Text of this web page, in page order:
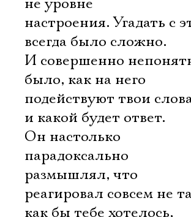
не уровне
настроения. Угадать с
всегда было сложно.
И совершенно
было, как на него
подействуют твои
и какой будет ответ.
Он настолько
парадоксально
размышлял, что
реагировал совсем не
как бы тебе хотелось,